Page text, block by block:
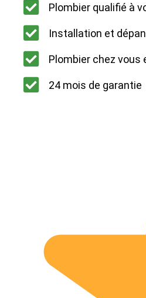
Plombier qualifié à
Installation et
Plombier chez vous
24 mois de garantie